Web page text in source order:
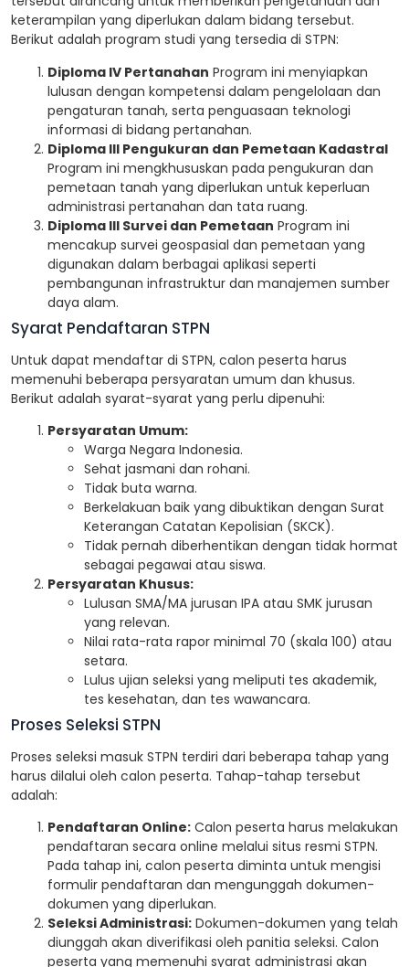
keterampilan yang diperlukan dalam bidang tersebut.
Berikut adalah program studi yang tersedia di STPN:
Diploma IV Pertanahan Program ini menyiapkan
lulusan dengan kompetensi dalam pengelolaan dan
pengaturan tanah, serta penguasaan teknologi
informasi di bidang pertanahan.
Diploma III Pengukuran dan Pemetaan Kadastral
Program ini mengkhususkan pada pengukuran dan
pemetaan tanah yang diperlukan untuk keperluan
administrasi pertanahan dan tata ruang.
Diploma III Survei dan Pemetaan Program ini
mencakup survei geospasial dan pemetaan yang
digunakan dalam berbagai aplikasi seperti
pembangunan infrastruktur dan manajemen sumber
daya alam.
Syarat Pendaftaran STPN
Untuk dapat mendaftar di STPN, calon peserta harus
memenuhi beberapa persyaratan umum dan khusus.
Berikut adalah syarat-syarat yang perlu dipenuhi:
Persyaratan Umum:
Warga Negara Indonesia.
Sehat jasmani dan rohani.
Tidak buta warna.
Berkelakuan baik yang dibuktikan dengan Surat
Keterangan Catatan Kepolisian (SKCK).
Tidak pernah diberhentikan dengan tidak hormat
sebagai pegawai atau siswa.
Persyaratan Khusus:
Lulusan SMA/MA jurusan IPA atau SMK jurusan
yang relevan.
Nilai rata-rata rapor minimal 70 (skala 100) atau
setara.
Lulus ujian seleksi yang meliputi tes akademik,
tes kesehatan, dan tes wawancara.
Proses Seleksi STPN
Proses seleksi masuk STPN terdiri dari beberapa tahap yang
harus dilalui oleh calon peserta. Tahap-tahap tersebut
adalah:
Pendaftaran Online: Calon peserta harus melakukan
pendaftaran secara online melalui situs resmi STPN.
Pada tahap ini, calon peserta diminta untuk mengisi
formulir pendaftaran dan mengunggah dokumen-
dokumen yang diperlukan.
Seleksi Administrasi: Dokumen-dokumen yang telah
diunggah akan diverifikasi oleh panitia seleksi. Calon
peserta yang memenuhi syarat administrasi akan